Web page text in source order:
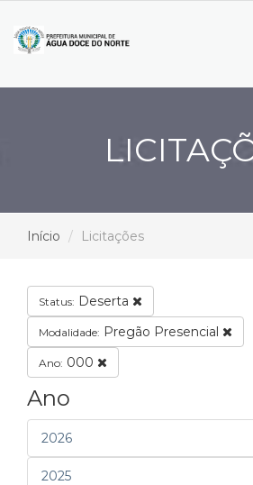
Início Licitações
Status: Deserta
Modalidade: Pregão Presencial
Ano: 000
Ano
2026
2025